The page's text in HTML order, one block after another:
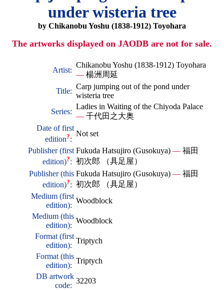
under wisteria tree
by Chikanobu Yoshu (1838-1912) Toyohara
The artworks displayed on JAODB are not for sale.
Artist:
Chikanobu Yoshu (1838-1912) Toyohara
— 楊洲周延
Title:
Carp jumping out of the pond under
wisteria tree
Series:
Ladies in Waiting of the Chiyoda Palace
— 千代田之大奥
Date of first
edition?:
Not set
Publisher (first
edition)?:
Fukuda Hatsujiro (Gusokuya) — 福田
初次郎 （具足屋）
Publisher (this
edition)?:
Fukuda Hatsujiro (Gusokuya) — 福田
初次郎 （具足屋）
Medium (first
edition):
Woodblock
Medium (this
edition):
Woodblock
Format (first
edition):
Triptych
Format (this
edition):
Triptych
DB artwork
code:
32203